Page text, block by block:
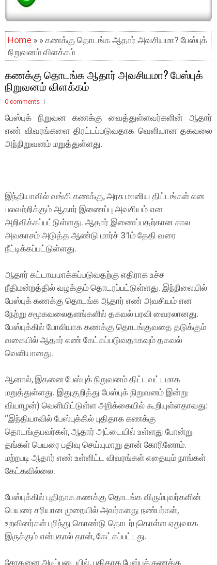
Home » » கணக்கு தொடங்க ஆதார் அவசியமா? பேஸ்புக்
நிறுவனம் விளக்கம்
கணக்கு தொடங்க ஆதார் அவசியமா? பேஸ்புக்
நிறுவனம் விளக்கம்
0 comments
பேஸ்புக் நிறுவன கணக்கு வைத்துள்ளவர்களின் ஆதார்
எண் விவரங்களை திரட்டப்படுவதாக வெளியான தகவலை
அந்நிறுவனம் மறுத்துள்ளது.
இந்தியாவில் வங்கி கணக்கு, அரசு மானிய திட்டங்கள் என
பலவற்றிக்கும் ஆதார் இணைப்பு அவசியம் என
அறிவிக்கப்பட்டுள்ளது. ஆதார் இணைப்பதற்கான கால
அவகாசம் அடுத்த ஆண்டு மார்ச் 31ம் தேதி வரை
நீட்டிக்கப்பட்டுள்ளது.
ஆதார் கட்டாயமாக்கப்படுவதற்கு எதிராக உச்ச
நீதிமன்றத்தில் வழக்கும் தொடரப்பட்டுள்ளது. இந்நிலையில்
பேஸ்புக் கணக்கு தொடங்க ஆதார் எண் அவசியம் என
நேற்று சமூகவலைதளங்களில் தகவல் பரவி வைரலானது.
பேஸ்புக்கில் போலியாக கணக்கு தொடங்குவதை தடுக்கும்
வகையில் ஆதார் எண் கேட்கப்படுவதாகவும் தகவல்
வெளியானது.
ஆனால், இதனை பேஸ்புக் நிறுவனம் திட்டவட்டமாக
மறுத்துள்ளது. இதுகுறித்து பேஸ்புக் நிறுவனம் இன்று
வியாழன்) வெளியிட்டுள்ள அறிக்கையில் கூறியுள்ளதாவது:
‘‘இந்தியாவில் பேஸ்புக்கில் புதிதாக கணக்கு
தொடங்குபவர்கள், ஆதார் அட்டையில் உள்ளது போன்று
தங்கள் பெயரை பதிவு செய்யுமாறு தான் கோரினோம்.
மற்றபடி ஆதார் எண் உள்ளிட்ட விவரங்கள் எதையும் நாங்கள்
கேட்கவில்லை.
பேஸ்புக்கில் புதிதாக கணக்கு தொடங்க விரும்புவர்களின்
பெயரை சரியான முறையில் அவர்களது நண்பர்கள்,
உறவினர்கள் புரிந்து கொண்டு தொடர்புகொள்ள ஏதுவாக
இருக்கும் என்பதால் தான், கேட்கப்பட்டது.
சோதனை அடிப்படையில், புதிதாக பேஸ்புக் கணக்கு